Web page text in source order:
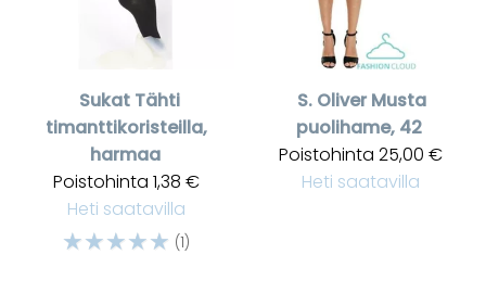
Sukat Tähti
timanttikoristeilla,
harmaa
Poistohinta 1,38 €
Heti saatavilla
☆☆☆☆☆ (1)
S. Oliver Musta
puolihame, 42
Poistohinta 25,00 €
Heti saatavilla